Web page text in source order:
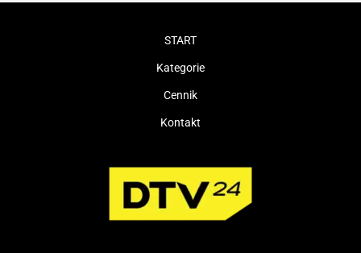
START
Kategorie
Cennik
Kontakt